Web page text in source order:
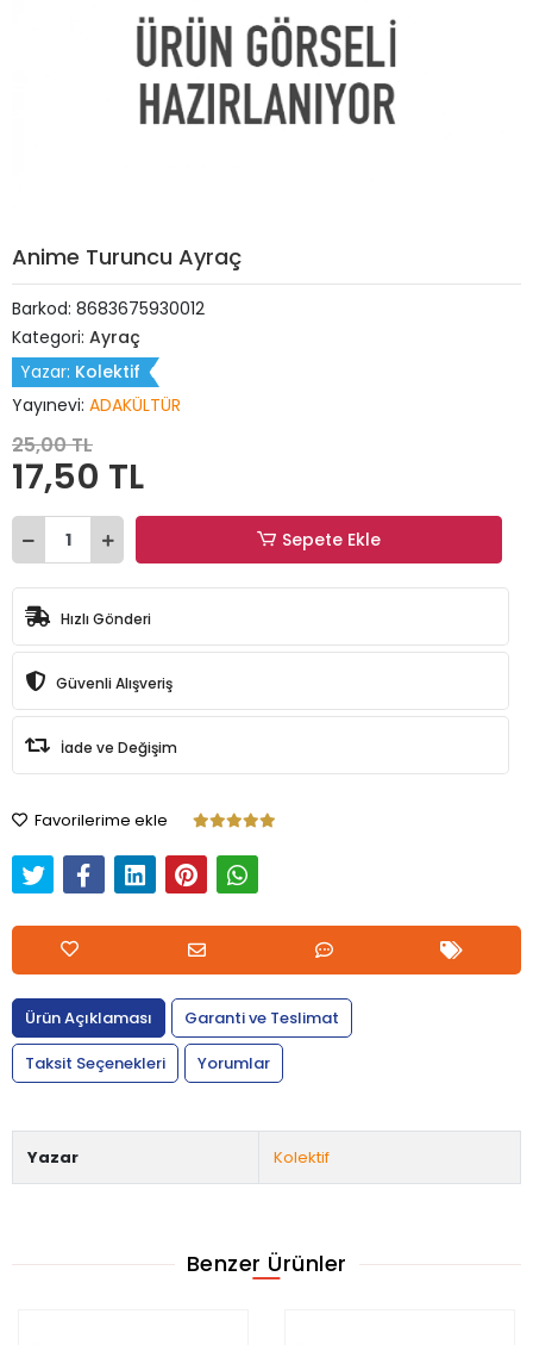
Anime Turuncu Ayraç
Barkod: 8683675930012
Kategori: Ayraç
Yazar: Kolektif
Yayınevi: ADAKÜLTÜR
25,00 TL
17,50 TL
Sepete Ekle
Hızlı Gönderi
Güvenli Alışveriş
İade ve Değişim
Favorilerime ekle
Ürün Açıklaması
Garanti ve Teslimat
Taksit Seçenekleri
Yorumlar
Yazar Kolektif
Benzer Ürünler